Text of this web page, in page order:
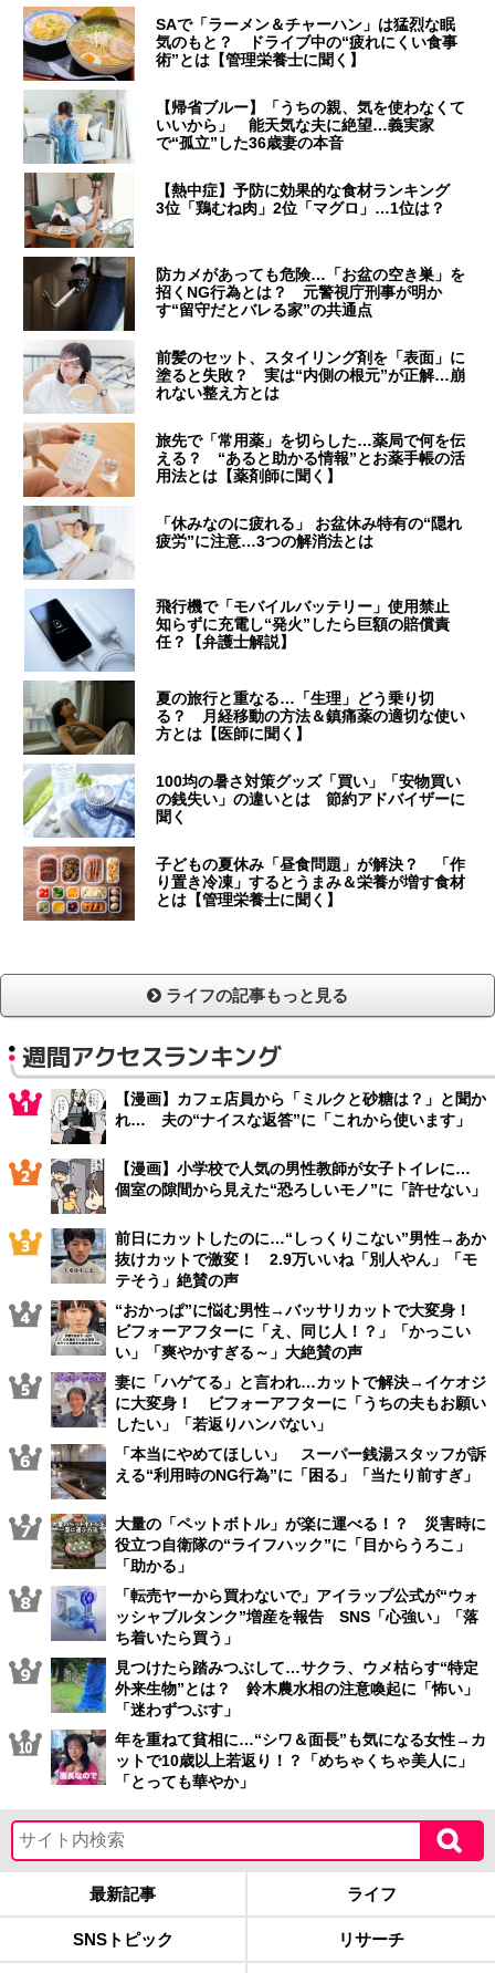
SAで「ラーメン＆チャーハン」は猛烈な眠
気のもと？ ドライブ中の“疲れにくい食事
術”とは【管理栄養士に聞く】
【帰省ブルー】「うちの親、気を使わなくて
いいから」 能天気な夫に絶望…義実家
で“孤立”した36歳妻の本音
【熱中症】予防に効果的な食材ランキング
3位「鶏むね肉」2位「マグロ」…1位は？
防カメがあっても危険…「お盆の空き巣」を
招くNG行為とは？ 元警視庁刑事が明か
す“留守だとバレる家”の共通点
前髪のセット、スタイリング剤を「表面」に
塗ると失敗？ 実は“内側の根元”が正解…崩
れない整え方とは
旅先で「常用薬」を切らした…薬局で何を伝
える？ “あると助かる情報”とお薬手帳の活
用法とは【薬剤師に聞く】
「休みなのに疲れる」 お盆休み特有の“隠れ
疲労”に注意…3つの解消法とは
飛行機で「モバイルバッテリー」使用禁止
知らずに充電し“発火”したら巨額の賠償責
任？【弁護士解説】
夏の旅行と重なる…「生理」どう乗り切
る？ 月経移動の方法＆鎮痛薬の適切な使い
方とは【医師に聞く】
100均の暑さ対策グッズ「買い」「安物買い
の銭失い」の違いとは 節約アドバイザーに
聞く
子どもの夏休み「昼食問題」が解決？ 「作
り置き冷凍」するとうまみ＆栄養が増す食材
とは【管理栄養士に聞く】
ライフの記事もっと見る
週間アクセスランキング
【漫画】カフェ店員から「ミルクと砂糖は？」と聞か
れ… 夫の“ナイスな返答”に「これから使います」
【漫画】小学校で人気の男性教師が女子トイレに…
個室の隙間から見えた“恐ろしいモノ”に「許せない」
前日にカットしたのに…“しっくりこない”男性→あか
抜けカットで激変！ 2.9万いいね「別人やん」「モ
テそう」絶賛の声
“おかっぱ”に悩む男性→バッサリカットで大変身！
ビフォーアフターに「え、同じ人！？」「かっこい
い」「爽やかすぎる～」大絶賛の声
妻に「ハゲてる」と言われ…カットで解決→イケオジ
に大変身！ ビフォーアフターに「うちの夫もお願い
したい」「若返りハンパない」
「本当にやめてほしい」 スーパー銭湯スタッフが訴
える“利用時のNG行為”に「困る」「当たり前すぎ」
大量の「ペットボトル」が楽に運べる！？ 災害時に
役立つ自衛隊の“ライフハック”に「目からうろこ」
「助かる」
「転売ヤーから買わないで」アイラップ公式が“ウォ
ッシャブルタンク”増産を報告 SNS「心強い」「落
ち着いたら買う」
見つけたら踏みつぶして…サクラ、ウメ枯らす“特定
外来生物”とは？ 鈴木農水相の注意喚起に「怖い」
「迷わずつぶす」
年を重ねて貧相に…“シワ＆面長”も気になる女性→カ
ットで10歳以上若返り！？「めちゃくちゃ美人に」
「とっても華やか」
最新記事 ライフ
SNSトピック リサーチ